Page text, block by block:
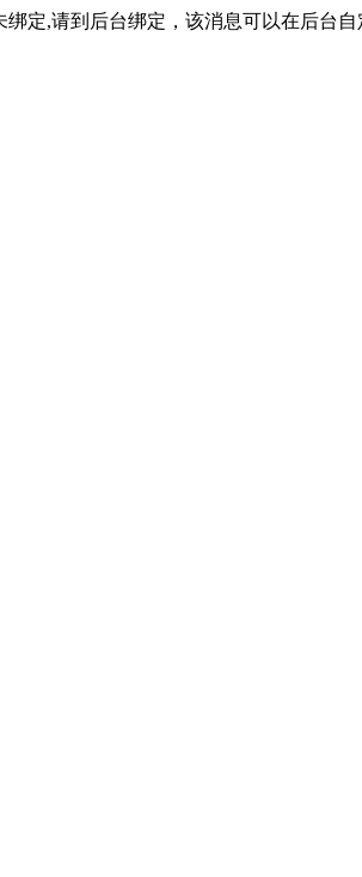
绑定,请到后台绑定，该消息可以在后台自